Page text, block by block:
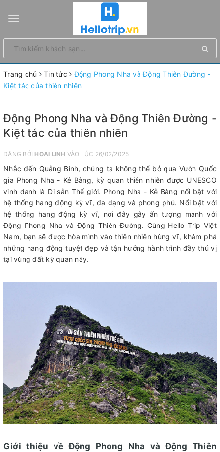
Toggle
Trang chủ Tin tức
Động Phong Nha và Động Thiên Đường -
Kiệt tác của thiên nhiên
Động Phong Nha và Động Thiên Đường -
Kiệt tác của thiên nhiên
ĐĂNG BỞI HOAI LINH VÀO LÚC 26/02/2025
Nhắc đến Quảng Bình, chúng ta không thể bỏ qua Vườn Quốc
gia Phong Nha - Kẻ Bàng, kỳ quan thiên nhiên được UNESCO
vinh danh là Di sản Thế giới. Phong Nha - Kẻ Bàng nổi bật với
hệ thống hang động kỳ vĩ, đa dạng và phong phú. Nổi bật với
hệ thống hang động kỳ vĩ, nơi đây gây ấn tượng mạnh với
Động Phong Nha và Động Thiên Đường. Cùng Hello Trip Việt
Nam, bạn sẽ được hòa mình vào thiên nhiên hùng vĩ, khám phá
những hang động tuyệt đẹp và tận hưởng hành trình đầy thú vị
tại vùng đất kỳ quan này.
Giới thiệu về Động Phong Nha và Động Thiên